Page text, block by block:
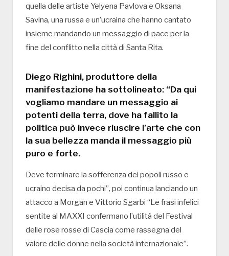
quella delle artiste Yelyena Pavlova e Oksana
Savina, una russa e un’ucraina che hanno cantato
insieme mandando un messaggio di pace per la
fine del conflitto nella città di Santa Rita.
Diego Righini, produttore della
manifestazione ha sottolineato: “Da qui
vogliamo mandare un messaggio ai
potenti della terra, dove ha fallito la
politica può invece riuscire l’arte che con
la sua bellezza manda il messaggio più
puro e forte.
Deve terminare la sofferenza dei popoli russo e
ucraino decisa da pochi”, poi continua lanciando un
attacco a Morgan e Vittorio Sgarbi “Le frasi infelici
sentite al MAXXI confermano l’utilità del Festival
delle rose rosse di Cascia come rassegna del
valore delle donne nella società internazionale”.